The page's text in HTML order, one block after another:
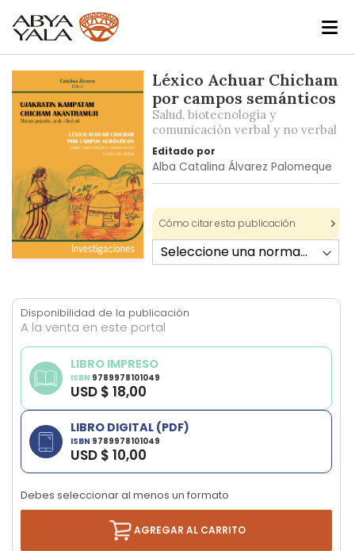
to
the
images
gallery
the
beginning
of
the
images
gallery
Léxico Achuar Chicham
por campos semánticos
Salud, biotecnología y
comunicación verbal y no verbal
Editado por
Alba Catalina Álvarez Palomeque
Cómo citar esta publicación
Disponibilidad de la publicación
A la venta en este portal
LIBRO IMPRESO
ISBN 9789978101049
USD $ 18,00
LIBRO DIGITAL (PDF)
ISBN 9789978101049
USD $ 10,00
Debes seleccionar al menos un formato
AGREGAR AL CARRITO